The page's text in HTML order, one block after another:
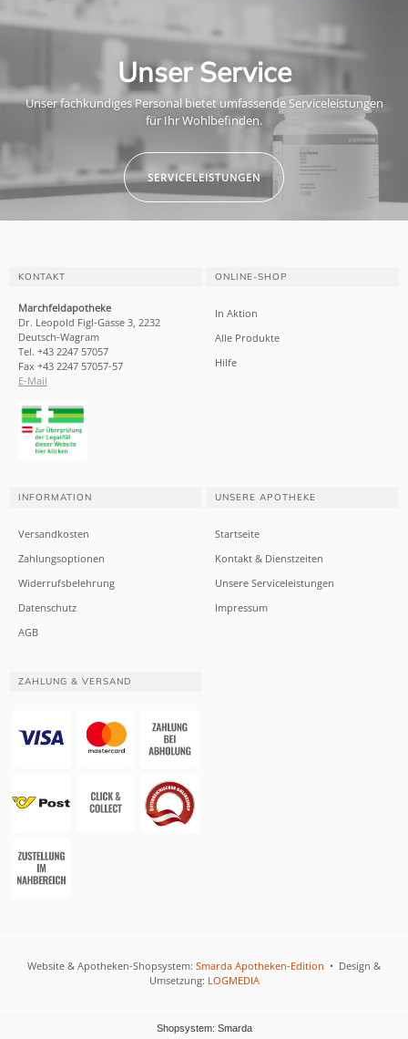
Unser Service
Unser fachkundiges Personal bietet umfassende Serviceleistungen
für Ihr Wohlbefinden.
SERVICELEISTUNGEN
KONTAKT
Marchfeldapotheke
Dr. Leopold Figl-Gasse 3, 2232
Deutsch-Wagram
Tel. +43 2247 57057
Fax +43 2247 57057-57
E-Mail
ONLINE-SHOP
In Aktion
Alle Produkte
Hilfe
INFORMATION
Versandkosten
Zahlungsoptionen
Widerrufsbelehrung
Datenschutz
AGB
UNSERE APOTHEKE
Startseite
Kontakt & Dienstzeiten
Unsere Serviceleistungen
Impressum
ZAHLUNG & VERSAND
Website & Apotheken-Shopsystem: Smarda Apotheken-Edition • Design &
Umsetzung: LOGMEDIA
Shopsystem: Smarda